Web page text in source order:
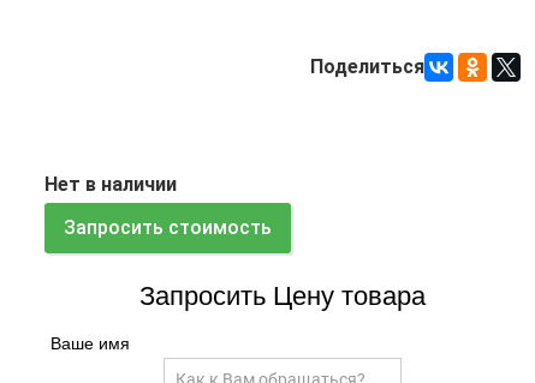
Поделиться
Нет в наличии
Запросить стоимость
Запросить Цену товара
Ваше имя